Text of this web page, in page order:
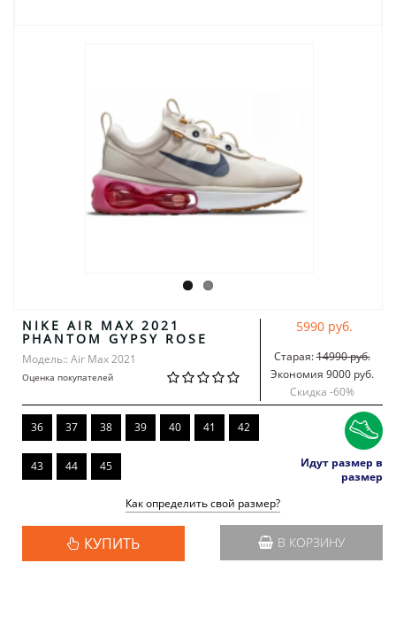
NIKE AIR MAX 2021
PHANTOM GYPSY ROSE
Модель:: Air Max 2021
Оценка покупателей
5990 руб.
Старая:14990 руб.
Экономия 9000 руб.
Скидка -60%
36 37 38 39 40 41 42
43 44 45
Идут размер в
размер
Как определить свой размер?
КУПИТЬ В КОРЗИНУ